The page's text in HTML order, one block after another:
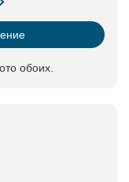
обоих.